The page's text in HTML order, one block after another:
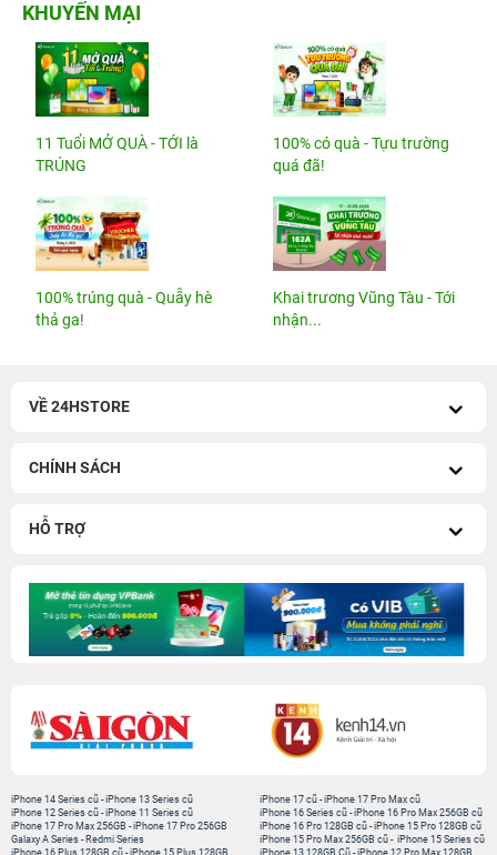
KHUYẾN MẠI
11 Tuổi MỞ QUÀ - TỚI là
TRÚNG
100% có quà - Tựu trường
quá đã!
100% trúng quà - Quẫy hè
thả ga!
Khai trương Vũng Tàu - Tới
nhận...
VỀ 24HSTORE
CHÍNH SÁCH
HỖ TRỢ
iPhone 14 Series cũ -iPhone 13 Series cũ
iPhone 12 Series cũ -iPhone 11 Series cũ
iPhone 17 Pro Max 256GB -iPhone 17 Pro 256GB
Galaxy A Series - Redmi Series
iPhone 17 cũ -iPhone 17 Pro Max cũ
iPhone 16 Series cũ - iPhone 16 Pro Max 256GB cũ
iPhone 16 Pro 128GB cũ -iPhone 15 Pro 128GB cũ
iPhone 15 Pro Max 256GB cũ - iPhone 15 Series cũ